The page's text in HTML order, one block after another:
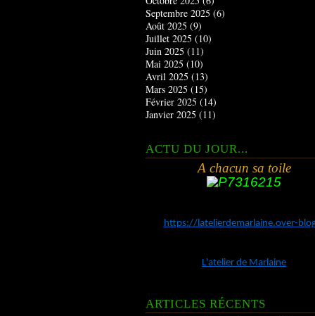
Septembre 2025 (6)
Août 2025 (9)
Juillet 2025 (10)
Juin 2025 (11)
Mai 2025 (10)
Avril 2025 (13)
Mars 2025 (15)
Février 2025 (14)
Janvier 2025 (11)
ACTU DU JOUR...
A chacun sa toile
https://latelierdemarlaine.over-
L'atelier de Marlaine
ARTICLES RÉCENTS